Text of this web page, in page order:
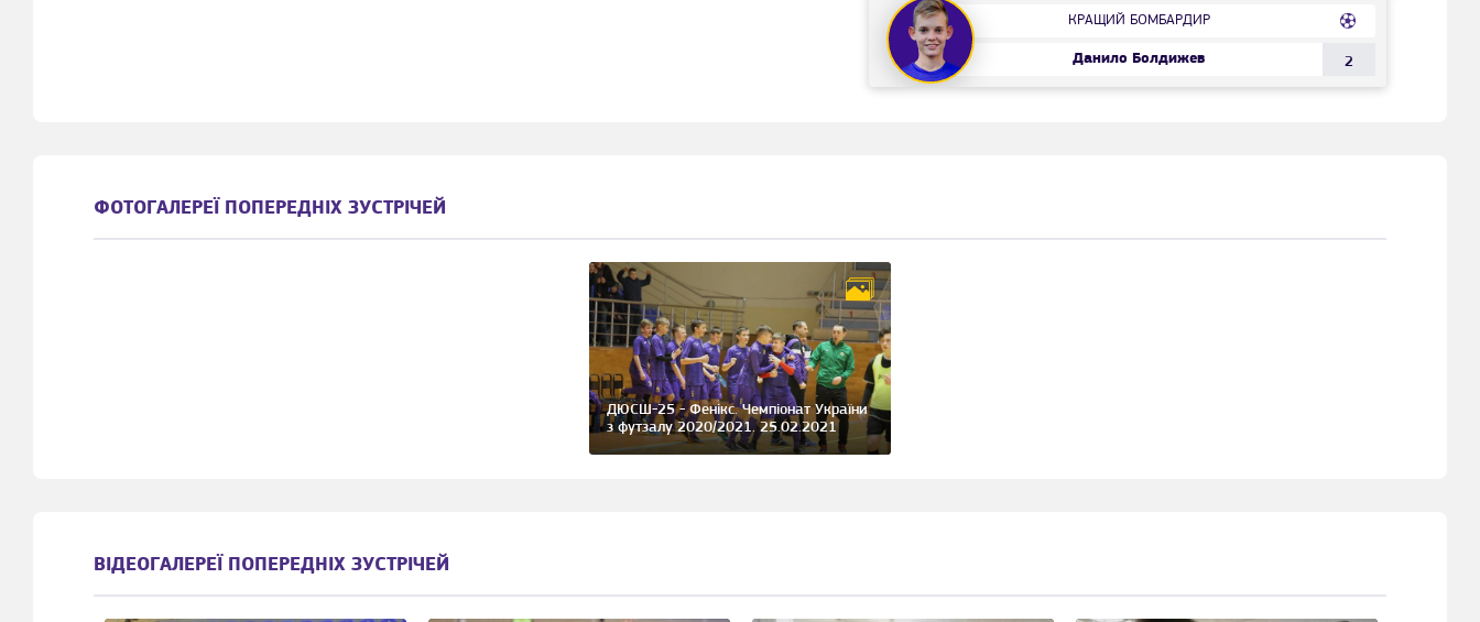
КРАЩИЙ БОМБАРДИР
Данило Болдижев 2
ФОТОГАЛЕРЕЇ ПОПЕРЕДНІХ ЗУСТРІЧЕЙ
ДЮСШ-25 - Фенікс. Чемпіонат України
з футзалу 2020/2021. 25.02.2021
ВІДЕОГАЛЕРЕЇ ПОПЕРЕДНІХ ЗУСТРІЧЕЙ